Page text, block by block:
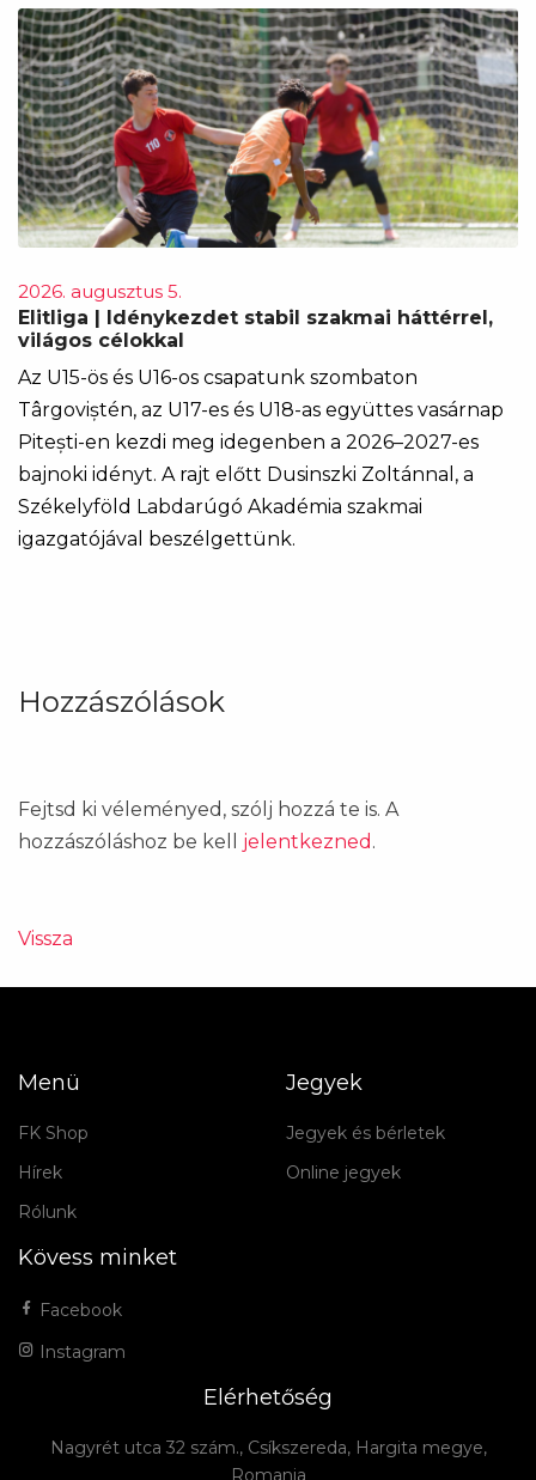
2026. augusztus 5.
Elitliga | Idénykezdet stabil szakmai háttérrel,
világos célokkal
Az U15-ös és U16-os csapatunk szombaton
Târgoviștén, az U17-es és U18-as együttes vasárnap
Pitești-en kezdi meg idegenben a 2026–2027-es
bajnoki idényt. A rajt előtt Dusinszki Zoltánnal, a
Székelyföld Labdarúgó Akadémia szakmai
igazgatójával beszélgettünk.
Hozzászólások
Fejtsd ki véleményed, szólj hozzá te is. A
hozzászóláshoz be kell jelentkezned .
Vissza
Menü
FK Shop
Hírek
Rólunk
Jegyek
Jegyek és bérletek
Online jegyek
Kövess minket
Facebook
Instagram
Elérhetőség
Nagyrét utca 32 szám., Csíkszereda, Hargita megye,
Romania